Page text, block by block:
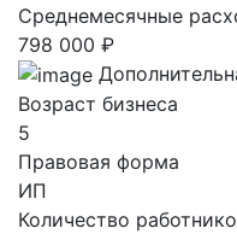
Среднемесячные
798 000 ₽
Возраст бизнеса
5
Правовая форма
ИП
Количество